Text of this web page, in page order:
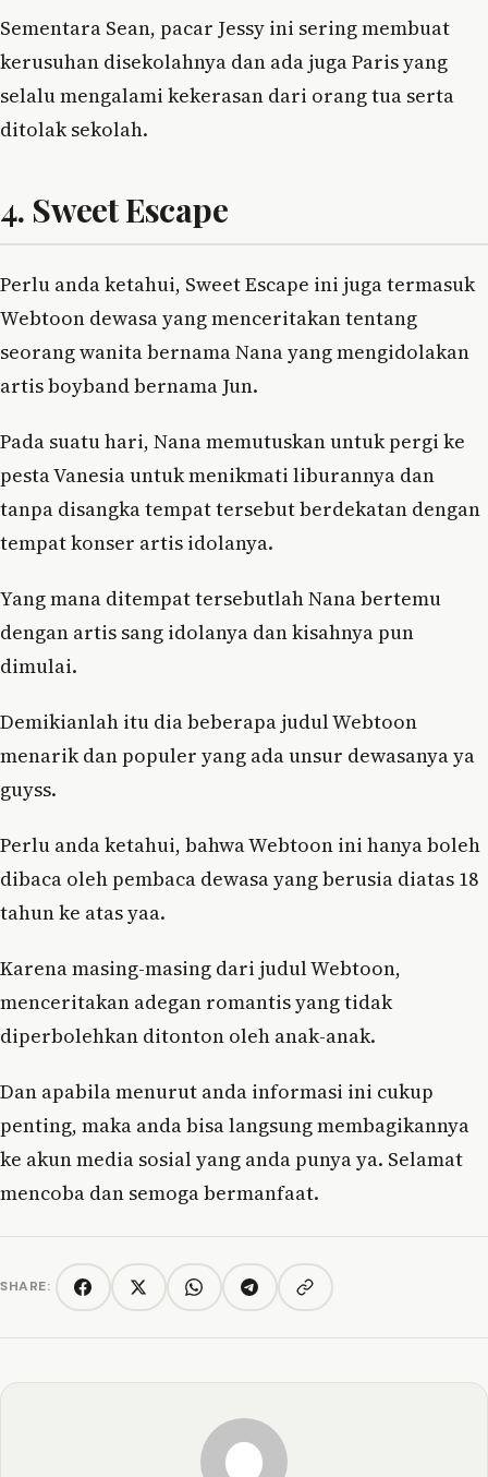
Sementara Sean, pacar Jessy ini sering membuat
kerusuhan disekolahnya dan ada juga Paris yang
selalu mengalami kekerasan dari orang tua serta
ditolak sekolah.
4. Sweet Escape
Perlu anda ketahui, Sweet Escape ini juga termasuk
Webtoon dewasa yang menceritakan tentang
seorang wanita bernama Nana yang mengidolakan
artis boyband bernama Jun.
Pada suatu hari, Nana memutuskan untuk pergi ke
pesta Vanesia untuk menikmati liburannya dan
tanpa disangka tempat tersebut berdekatan dengan
tempat konser artis idolanya.
Yang mana ditempat tersebutlah Nana bertemu
dengan artis sang idolanya dan kisahnya pun
dimulai.
Demikianlah itu dia beberapa judul Webtoon
menarik dan populer yang ada unsur dewasanya ya
guyss.
Perlu anda ketahui, bahwa Webtoon ini hanya boleh
dibaca oleh pembaca dewasa yang berusia diatas 18
tahun ke atas yaa.
Karena masing-masing dari judul Webtoon,
menceritakan adegan romantis yang tidak
diperbolehkan ditonton oleh anak-anak.
Dan apabila menurut anda informasi ini cukup
penting, maka anda bisa langsung membagikannya
ke akun media sosial yang anda punya ya. Selamat
mencoba dan semoga bermanfaat.
SHARE: FacebookTwitter/XWhatsAppTelegramCopy link